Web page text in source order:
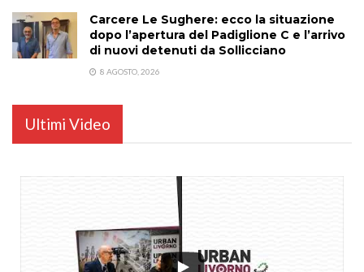
Carcere Le Sughere: ecco la situazione
dopo l’apertura del Padiglione C e l’arrivo
di nuovi detenuti da Sollicciano
8 AGOSTO, 2026
Ultimi Video